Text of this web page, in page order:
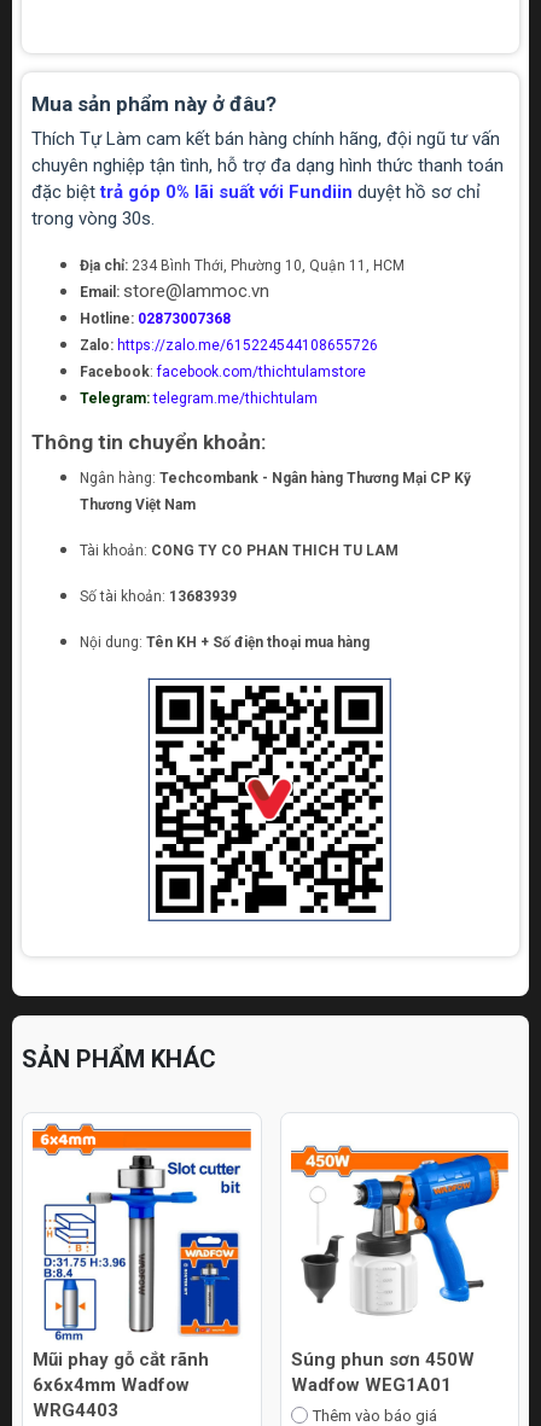
Mua sản phẩm này ở đâu?
Thích Tự Làm cam kết bán hàng chính hãng, đội ngũ tư vấn
chuyên nghiệp tận tình, hỗ trợ đa dạng hình thức thanh toán
đặc biệttrả góp 0% lãi suất với Fundiin duyệt hồ sơ chỉ
trong vòng 30s.
Địa chỉ: 234 Bình Thới, Phường 10, Quận 11, HCM
Email: store@lammoc.vn
Hotline: 02873007368
Zalo: https://zalo.me/615224544108655726
Facebook:facebook.com/thichtulamstore
Telegram: telegram.me/thichtulam
Thông tin chuyển khoản:
Ngân hàng: Techcombank - Ngân hàng Thương Mại CP Kỹ
Thương Việt Nam
Tài khoản: CONG TY CO PHAN THICH TU LAM
Số tài khoản: 13683939
Nội dung: Tên KH + Số điện thoại mua hàng
SẢN PHẨM KHÁC
Mũi phay gỗ cắt rãnh
6x6x4mm Wadfow
WRG4403
Súng phun sơn 450W
Wadfow WEG1A01
Thêm vào báo giá